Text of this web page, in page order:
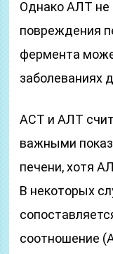
Однако АЛТ не
повреждения
фермента
заболеваниях
АСТ и АЛТ
важными
печени, хотя
В некоторых
соотношение